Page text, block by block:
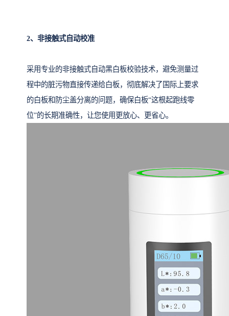
2、 非接触式自动校准
采用专业的非接触式自动黑白板校验技术，避免测量过
程中的脏污物直接传递给白板，彻底解决了国际上要求
的白板和防尘盖分离的问题，确保白板“这根起跑线零
位”的长期准确性，让您使用更放心、更省心。